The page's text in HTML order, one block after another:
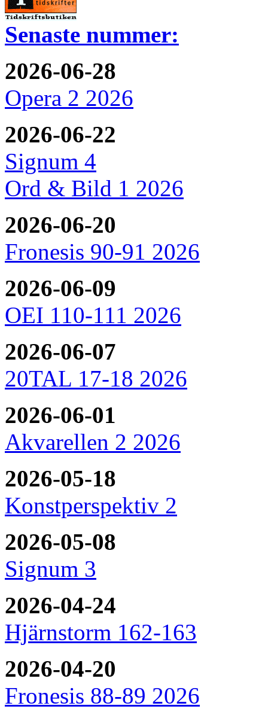
Senaste nummer:
2026-06-28
Opera 2 2026
2026-06-22
Signum 4
Ord & Bild 1 2026
2026-06-20
Fronesis 90-91 2026
2026-06-09
OEI 110-111 2026
2026-06-07
20TAL 17-18 2026
2026-06-01
Akvarellen 2 2026
2026-05-18
Konstperspektiv 2
2026-05-08
Signum 3
2026-04-24
Hjärnstorm 162-163
2026-04-20
Fronesis 88-89 2026